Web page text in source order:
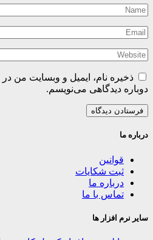
ذخیره نام، ایمیل و وبسایت من
دوباره دیدگاهی می‌نویسم.
درباره ما
قوانین
ثبت شکایات
درباره ما
تماس با ما
سایر نرم افزار ها